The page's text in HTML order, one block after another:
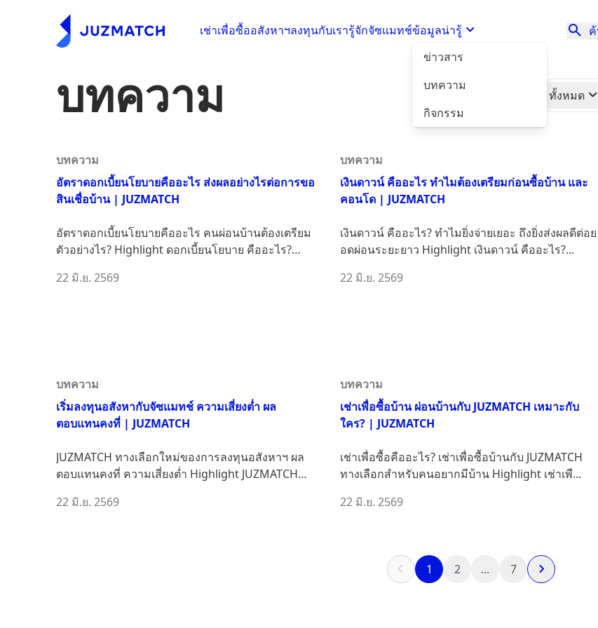
เช่าเพื่อซื้ออสังหาฯลงทุนกับเรารู้จักจัซแมทช์ข้อมูลน่ารู้
ข่าวสาร
บทความ
กิจกรรม
บทความ ทั้งหมด
บทความ
อัตราดอกเบี้ยนโยบายคืออะไร ส่งผลอย่างไรต่อการขอ
สินเชื่อบ้าน | JUZMATCH
อัตราดอกเบี้ยนโยบายคืออะไร คนผ่อนบ้านต้องเตรียม
ตัวอย่างไร? Highlight ดอกเบี้ยนโยบาย คืออะไร?
22 มิ.ย. 2569
บทความ
เงินดาวน์ คืออะไร ทำไมต้องเตรียมก่อนซื้อบ้าน และ
คอนโด | JUZMATCH
เงินดาวน์ คืออะไร? ทำไมยิ่งจ่ายเยอะ ถึงยิ่งส่งผลดีต่อย
อดผ่อนระยะยาว Highlight เงินดาวน์ คืออะไร?...
22 มิ.ย. 2569
บทความ
เริ่มลงทุนอสังหากับจัซแมทช์ ความเสี่ยงต่ำ ผล
ตอบแทนคงที่ | JUZMATCH
JUZMATCH ทางเลือกใหม่ของการลงทุนอสังหาฯ ผล
ตอบแทนคงที่ ความเสี่ยงต่ำ Highlight JUZMATCH
22 มิ.ย. 2569
บทความ
เช่าเพื่อซื้อบ้าน ผ่อนบ้านกับ JUZMATCH เหมาะกับ
ใคร? | JUZMATCH
เช่าเพื่อซื้อคืออะไร? เช่าเพื่อซื้อบ้านกับ JUZMATCH
ทางเลือกสำหรับคนอยากมีบ้าน Highlight เช่าเพื...
22 มิ.ย. 2569
1 2 ... 7